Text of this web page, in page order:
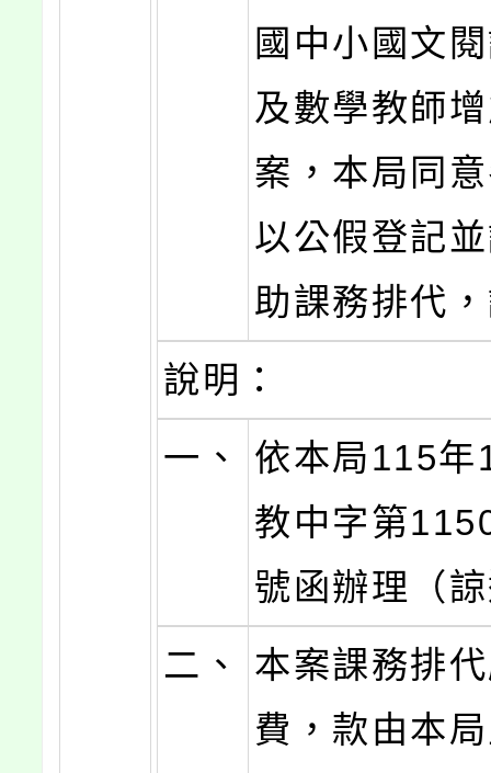
國中小國文
及數學教師
案，本局同
以公假登記
助課務排代
說明：
一、
依本局115年
教中字第
號函辦理（
二、
本案課務排
費，款由本